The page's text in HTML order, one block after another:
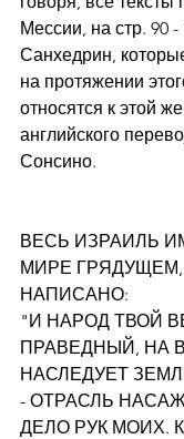
Мессии, на стр. 90 -
Санхедрин,
на протяжении
относятся к этой
английского
Сонсино.
ВЕСЬ ИЗРАИЛЬ
МИРЕ
НАПИСАНО:
"И НАРОД ТВОЙ
ПРАВЕДНЫЙ, НА
НАСЛЕДУЕТ
- ОТРАСЛЬ
ДЕЛО РУК МОИХ. К